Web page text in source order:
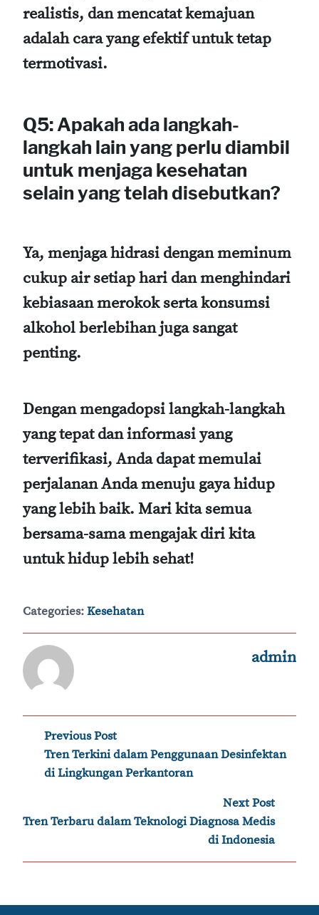
realistis, dan mencatat kemajuan
adalah cara yang efektif untuk tetap
termotivasi.
Q5: Apakah ada langkah-
langkah lain yang perlu diambil
untuk menjaga kesehatan
selain yang telah disebutkan?
Ya, menjaga hidrasi dengan meminum
cukup air setiap hari dan menghindari
kebiasaan merokok serta konsumsi
alkohol berlebihan juga sangat
penting.
Dengan mengadopsi langkah-langkah
yang tepat dan informasi yang
terverifikasi, Anda dapat memulai
perjalanan Anda menuju gaya hidup
yang lebih baik. Mari kita semua
bersama-sama mengajak diri kita
untuk hidup lebih sehat!
Categories:Kesehatan
admin
Post
navigation
Previous Post
Tren Terkini dalam Penggunaan Desinfektan
di Lingkungan Perkantoran
Next Post
Tren Terbaru dalam Teknologi Diagnosa Medis
di Indonesia